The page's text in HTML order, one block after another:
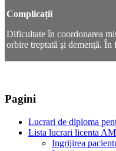
Complicații
Dificultate în coordonarea
orbire treptată şi demenţă. În
Pagini
Lucrari de diploma
Lista lucrari licenta
Ingrijirea